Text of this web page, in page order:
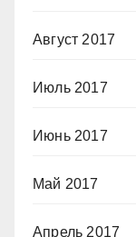
Август 2017
Июль 2017
Июнь 2017
Май 2017
Апрель 2017